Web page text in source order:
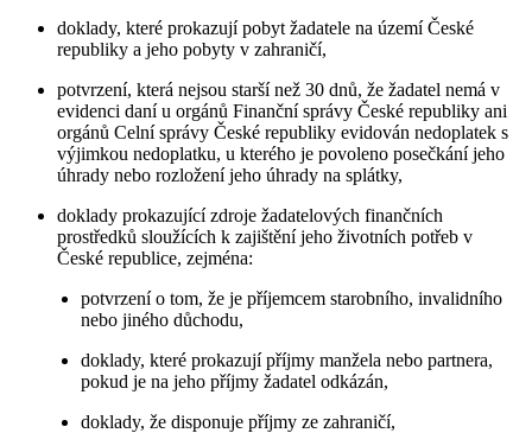
doklady, které prokazují pobyt žadatele na území České
republiky a jeho pobyty v zahraničí,
potvrzení, která nejsou starší než 30 dnů, že žadatel nemá v
evidenci daní u orgánů Finanční správy České republiky ani
orgánů Celní správy České republiky evidován nedoplatek s
výjimkou nedoplatku, u kterého je povoleno posečkání jeho
úhrady nebo rozložení jeho úhrady na splátky,
doklady prokazující zdroje žadatelových finančních
prostředků sloužících k zajištění jeho životních potřeb v
České republice, zejména:
potvrzení o tom, že je příjemcem starobního, invalidního
nebo jiného důchodu,
doklady, které prokazují příjmy manžela nebo partnera,
pokud je na jeho příjmy žadatel odkázán,
doklady, že disponuje příjmy ze zahraničí,